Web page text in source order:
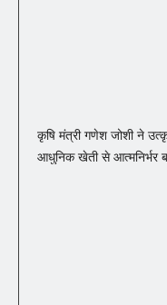
कृषि मंत्री गणेश जोशी ने
आधुनिक खेती से आत्मनिर्भर